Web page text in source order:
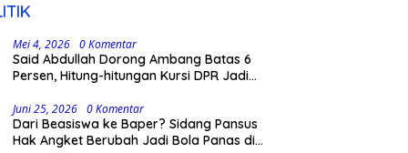
Mei 4, 2026 0 Komentar
Said Abdullah Dorong Ambang Batas 6
Persen, Hitung-hitungan Kursi DPR Jadi
Juni 25, 2026 0 Komentar
Dari Beasiswa ke Baper? Sidang Pansus
Hak Angket Berubah Jadi Bola Panas di